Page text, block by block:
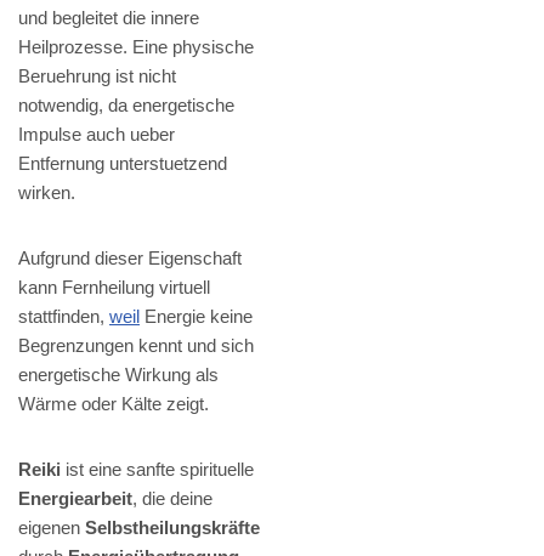
und begleitet die innere
Heilprozesse. Eine physische
Beruehrung ist nicht
notwendig, da energetische
Impulse auch ueber
Entfernung unterstuetzend
wirken.
Aufgrund dieser Eigenschaft
kann Fernheilung virtuell
stattfinden, weil Energie keine
Begrenzungen kennt und sich
energetische Wirkung als
Wärme oder Kälte zeigt.
Reiki ist eine sanfte spirituelle
Energiearbeit, die deine
eigenen Selbstheilungskräfte